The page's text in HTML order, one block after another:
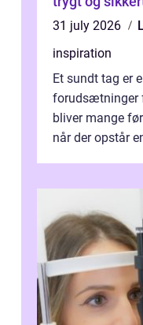
31 july 2026
inspiration
Et sundt tag er
forudsætninger
bliver mange
når der opstår